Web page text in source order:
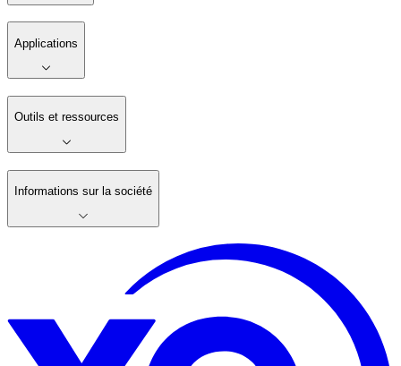
Applications
Outils et ressources
Informations sur la société